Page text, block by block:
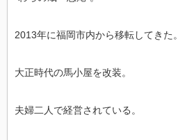
2013年に福岡市内から移転してきた。
大正時代の馬小屋を改装。
夫婦二人で経営されている。